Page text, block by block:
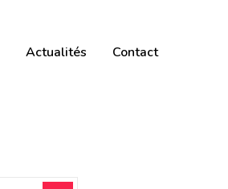
Actualités Contact